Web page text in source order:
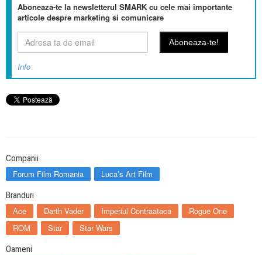
Aboneaza-te la newsletterul SMARK cu cele mai importante
articole despre marketing si comunicare
Info
Companii
Forum Film Romania Luca’s Art Film
Branduri
Ace Darth Vader Imperiul Contraataca
Rogue One
ROM
Star Star Wars
Oameni